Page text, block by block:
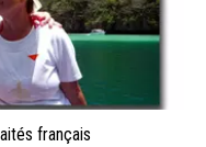
français